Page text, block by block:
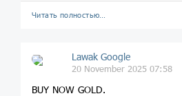
Читать полностью…
Lawak Google
20 November 2025 07:58
BUY NOW GOLD.